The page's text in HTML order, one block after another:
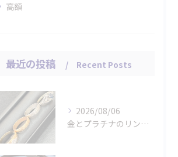
高額
最近の投稿 Recent Posts
2026/08/06
金とプラチナのリングをお買取りさせていただきました。